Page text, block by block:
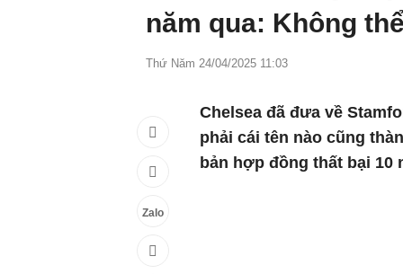
năm qua: Không
Thứ Năm 24/04/2025 11:03
Zalo
Chelsea đã đưa về
phải cái tên nào cũng
bản hợp đồng thất bại 10